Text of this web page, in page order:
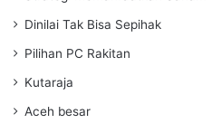
Dinilai Tak Bisa Sepihak
Pilihan PC Rakitan
Kutaraja
Aceh besar